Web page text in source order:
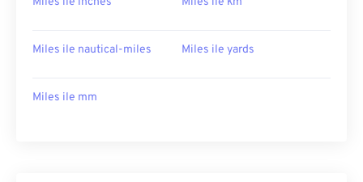
Miles ile nautical-miles Miles ile yards
Miles ile mm